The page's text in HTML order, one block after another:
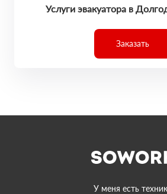
Услуги эвакуатора в
Заказать
У меня есть